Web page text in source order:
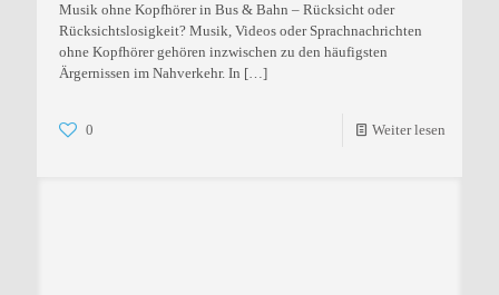
Musik ohne Kopfhörer in Bus & Bahn – Rücksicht oder
Rücksichtslosigkeit? Musik, Videos oder Sprachnachrichten
ohne Kopfhörer gehören inzwischen zu den häufigsten
Ärgernissen im Nahverkehr. In […]
0 Weiter lesen